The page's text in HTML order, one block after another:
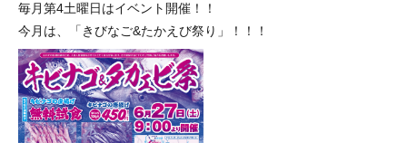
毎月第4土曜日はイベント開催！！
今月は、「きびなご&たかえび祭り」！！！